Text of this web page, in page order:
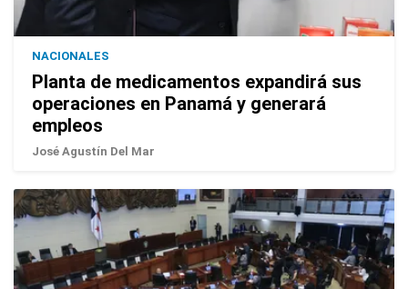
NACIONALES
Planta de medicamentos expandirá sus
operaciones en Panamá y generará
empleos
José Agustín Del Mar